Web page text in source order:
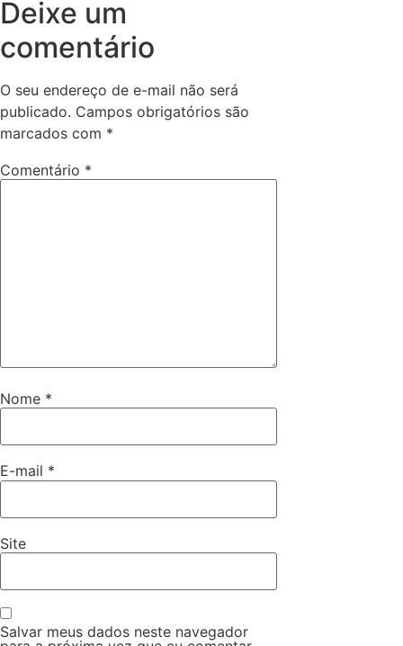
Deixe um
comentário
O seu endereço de e-mail não será
publicado. Campos obrigatórios são
marcados com *
Comentário *
Nome *
E-mail *
Site
Salvar meus dados neste navegador